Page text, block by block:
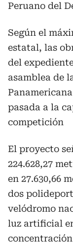
Peruano del
Según el
estatal, las
del
asamblea de
pasada a la
competición
El proyecto
224.628,27
en 27.630,66
dos
velódromo
luz artificial